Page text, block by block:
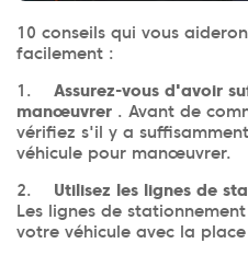
10 conseils qui vous
facilement :
1.
Assurez-vous d'avoir
manœuvrer . Avant de
vérifiez s'il y a
véhicule pour manœuvrer.
2.
Utilisez les lignes de
Les lignes de
votre véhicule avec la